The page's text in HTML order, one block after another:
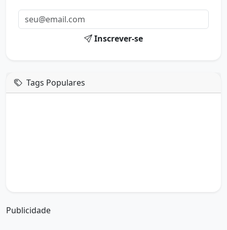
Inscrever-se
Tags Populares
Publicidade